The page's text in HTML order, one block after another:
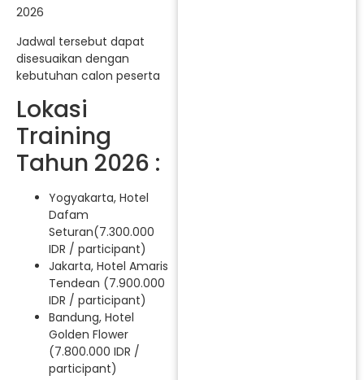
2026
Jadwal tersebut dapat
disesuaikan dengan
kebutuhan calon peserta
Lokasi
Training
Tahun 2026 :
Yogyakarta, Hotel
Dafam
Seturan(7.300.000
IDR / participant)
Jakarta, Hotel Amaris
Tendean (7.900.000
IDR / participant)
Bandung, Hotel
Golden Flower
(7.800.000 IDR /
participant)